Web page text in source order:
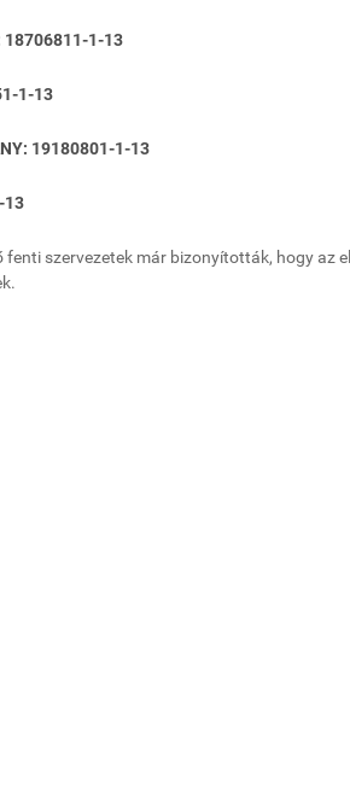
18706811-1-13
1-13
19180801-1-13
13
szervezetek már bizonyították, hogy az